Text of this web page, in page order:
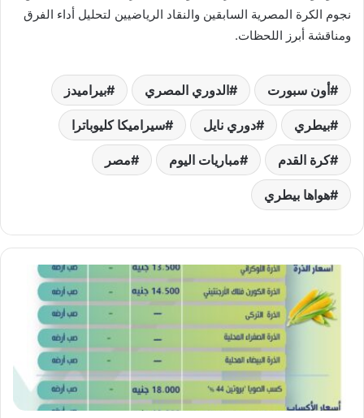
نجوم الكرة المصرية السابقين والنقاد الرياضيين لتحليل أداء الفرق
ومناقشة أبرز اللحظات.
أون سبورت الدوري المصري بيراميدز
بيطري دوري نايل سيراميكا كليوباترا
كرة القدم مباريات اليوم مصر
هواها بيطري
أسعار
خامات
الأعلاف
الثلاثاء